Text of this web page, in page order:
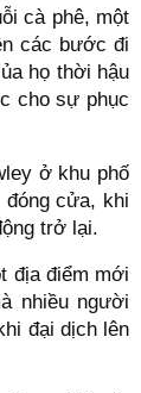
cà phê, một
các bước đi
họ thời hậu
cho sự phục
ở khu phố
đóng cửa, khi
trở lại.
địa điểm mới
nhiều người
đại dịch lên